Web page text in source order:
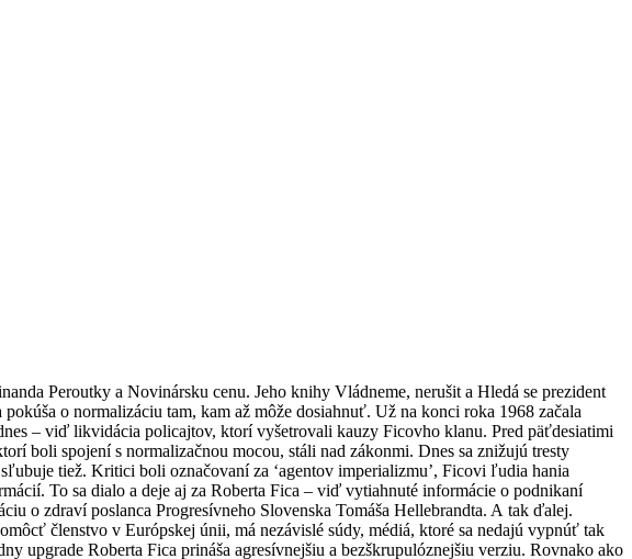
Peroutky a Novinársku cenu. Jeho knihy Vládneme, nerušit a Hledá se prezident
o normalizáciu tam, kam až môže dosiahnuť. Už na konci roka 1968 začala
– viď likvidácia policajtov, ktorí vyšetrovali kauzy Ficovho klanu. Pred päťdesiatimi
boli spojení s normalizačnou mocou, stáli nad zákonmi. Dnes sa znižujú tresty
tiež. Kritici boli označovaní za ‘agentov imperializmu’, Ficovi ľudia hania
To sa dialo a deje aj za Roberta Fica – viď vytiahnuté informácie o podnikaní
o zdraví poslanca Progresívneho Slovenska Tomáša Hellebrandta. A tak ďalej.
členstvo v Európskej únii, má nezávislé súdy, médiá, ktoré sa nedajú vypnúť tak
Roberta Fica prináša agresívnejšiu a bezškrupulóznejšiu verziu. Rovnako ako